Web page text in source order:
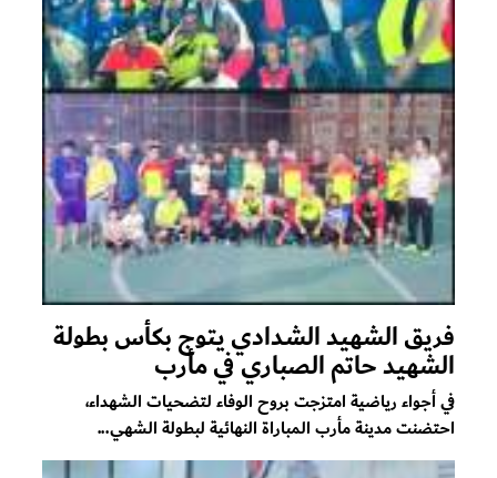
فريق الشهيد الشدادي يتوج بكأس بطولة
الشهيد حاتم الصباري في مأرب
في أجواء رياضية امتزجت بروح الوفاء لتضحيات الشهداء،
احتضنت مدينة مأرب المباراة النهائية لبطولة الشهي...